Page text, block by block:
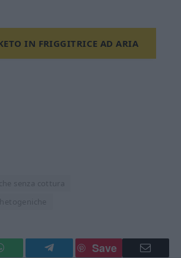
IN FRIGGITRICE AD ARIA
senza cottura
Save